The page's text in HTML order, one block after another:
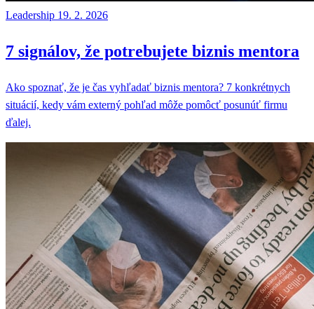
Leadership 19. 2. 2026
7 signálov, že potrebujete biznis mentora
Ako spoznať, že je čas vyhľadať biznis mentora? 7 konkrétnych
situácií, kedy vám externý pohľad môže pomôcť posunúť firmu
ďalej.